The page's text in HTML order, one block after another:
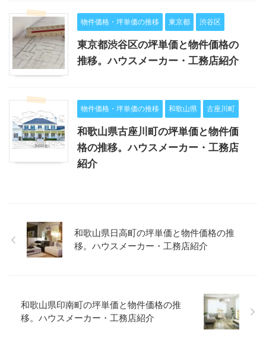
物件価格・坪単価の推移 東京都 渋谷区
東京都渋谷区の坪単価と物件価格の
推移。ハウスメーカー・工務店紹介
物件価格・坪単価の推移 和歌山県 古座川町
和歌山県古座川町の坪単価と物件価
格の推移。ハウスメーカー・工務店
紹介
和歌山県日高町の坪単価と物件価格の推
移。ハウスメーカー・工務店紹介
和歌山県印南町の坪単価と物件価格の推
移。ハウスメーカー・工務店紹介